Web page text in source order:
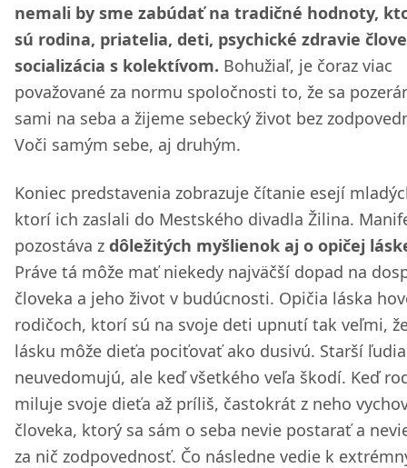
nemali by sme zabúdať na tradičné hodnoty,
sú rodina, priatelia, deti, psychické zdravie
socializácia s kolektívom. Bohužiaľ, je čoraz viac
považované za normu spoločnosti to, že sa
sami na seba a žijeme sebecký život bez
Voči samým sebe, aj druhým.
Koniec predstavenia zobrazuje čítanie esejí
ktorí ich zaslali do Mestského divadla Žilina.
pozostáva z dôležitých myšlienok aj o opičej
Práve tá môže mať niekedy najväčší dopad na
človeka a jeho život v budúcnosti. Opičia láska
rodičoch, ktorí sú na svoje deti upnutí tak veľmi,
lásku môže dieťa pociťovať ako dusivú. Starší
neuvedomujú, ale keď všetkého veľa škodí. Keď
miluje svoje dieťa až príliš, častokrát z neho
človeka, ktorý sa sám o seba nevie postarať a
za nič zodpovednosť. Čo následne vedie k